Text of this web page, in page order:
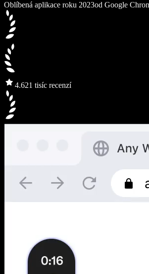
Oblíbená aplikace roku 2023od Google
4.621 tisíc recenzí